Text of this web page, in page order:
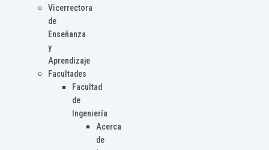
Vicerrectora
de
Enseñanza
y
Aprendizaje
Facultades
Facultad
de
Ingeniería
Acerca
de